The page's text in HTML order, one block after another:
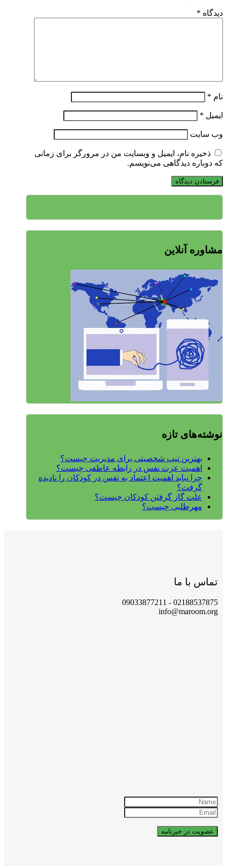
دیدگاه *
نام *
ایمیل *
وب‌ سایت
ذخیره نام، ایمیل و وبسایت من در مرورگر برای زمانی
که دوباره دیدگاهی می‌نویسم.
مشاوره آنلاین
نوشته‌های تازه
بهترین تیپ شخصیتی برای مدیریت چیست؟
اهمیت عزت نفس در رابطه عاطفی چیست؟
چرا نباید اهمیت اعتماد به نفس در کودکان را نادیده
گرفت؟
علت گاز گرفتن کودکان چیست؟
مهرطلبی چیست؟
تماس با ما
02188537875 - 09033877211
info@maroom.org